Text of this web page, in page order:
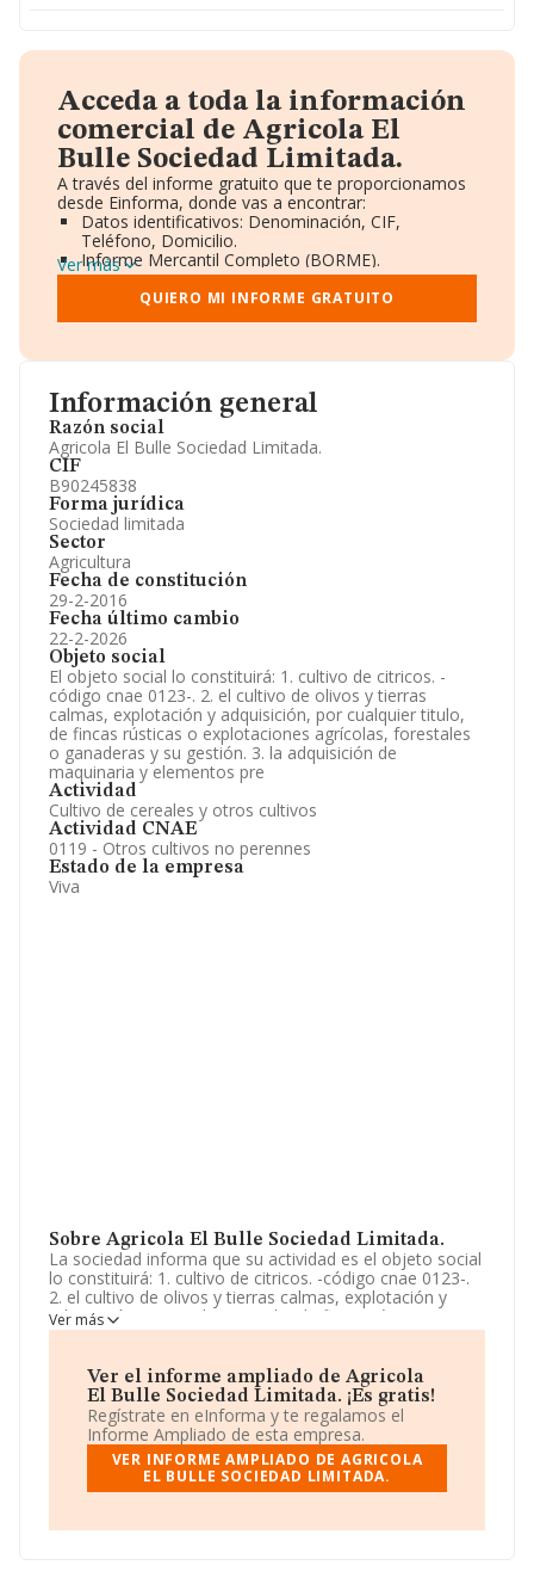
Información general
Razón social
Agricola El Bulle Sociedad Limitada.
CIF
B90245838
Forma jurídica
Sociedad limitada
Sector
Agricultura
Fecha de constitución
29-2-2016
Fecha último cambio
22-2-2026
Objeto social
El objeto social lo constituirá: 1. cultivo de citricos. -
código cnae 0123-. 2. el cultivo de olivos y tierras
calmas, explotación y adquisición, por cualquier titulo,
de fincas rústicas o explotaciones agrícolas, forestales
o ganaderas y su gestión. 3. la adquisición de
maquinaria y elementos pre
Actividad
Cultivo de cereales y otros cultivos
Actividad CNAE
0119 - Otros cultivos no perennes
Estado de la empresa
Viva
Sobre Agricola El Bulle Sociedad Limitada.
La sociedad informa que su actividad es el objeto social
lo constituirá: 1. cultivo de citricos. -código cnae 0123-.
2. el cultivo de olivos y tierras calmas, explotación y
adquisición, por cualquier titulo, de fincas rústicas o
explotaciones agrícolas, forestales o ganaderas y su
La sociedad está registrada como Sociedad Limitada.
Su actividad CNAE es 'Otros cultivos no perennes' con
código 0119. La compañía no tiene actividad en
mercados exteriores.
Los empleados han aumentado un 13% y teniendo en
cuenta la información disponible en INFORMA, ha
media de sector.
Ver más
Ver el informe ampliado de Agricola
El Bulle Sociedad Limitada. ¡Es gratis!
Regístrate en eInforma y te regalamos el
Informe Ampliado de esta empresa.
VER INFORME AMPLIADO DE AGRICOLA
EL BULLE SOCIEDAD LIMITADA.
Acceda a toda la información
comercial de Agricola El
Bulle Sociedad Limitada.
A través del informe gratuito que te proporcionamos
desde Einforma, donde vas a encontrar:
Datos identificativos: Denominación, CIF,
Teléfono, Domicilio.
Informe Mercantil Completo (BORME).
Gráficos de Evolución Ventas y Empleados.
Consejo de Administración y Administradores.
Directivos y Ejecutivos.
Información oficial y registral complementaria.
Ver más
QUIERO MI INFORME GRATUITO